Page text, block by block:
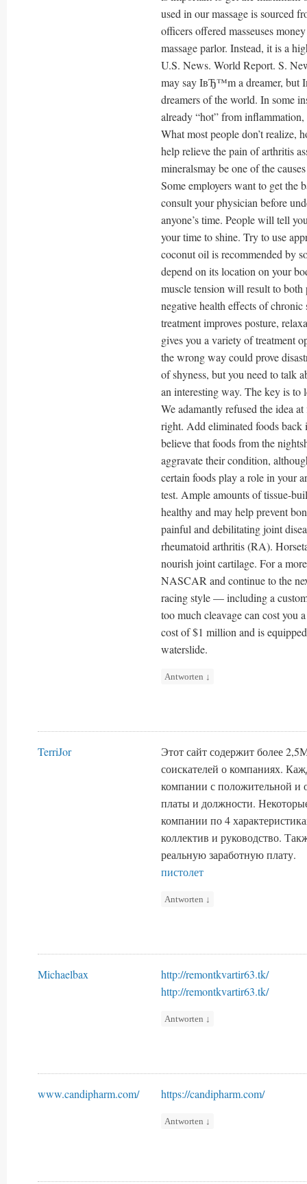
used in our massage is sourced
officers offered masseuses
massage parlor. Instead, it is a
U.S. News. World Report. S.
may say IвЂ™m a dreamer, but
dreamers of the world. In some
already “hot” from
What most people don’t realize,
help relieve the pain of arthritis
mineralsmay be one of the
Some employers want to get the
consult your physician before
anyone’s time. People will tell
your time to shine. Try to use
coconut oil is recommended by
depend on its location on your
muscle tension will result to both
negative health effects of
treatment improves posture,
gives you a variety of treatment
the wrong way could prove
of shyness, but you need to talk
an interesting way. The key is to
We adamantly refused the idea
right. Add eliminated foods back
believe that foods from the
aggravate their condition,
certain foods play a role in your
test. Ample amounts of tissue-
healthy and may help prevent
painful and debilitating joint
rheumatoid arthritis (RA).
nourish joint cartilage. For a
NASCAR and continue to the
racing style — including a
too much cleavage can cost you
cost of $1 million and is
waterslide.
Antworten ↓
TerriJor
Этот сайт содержит более
соискателей о компаниях.
компании с положительной и
платы и должности.
компании по 4
коллектив и руководство.
реальную заработную плату.
пистолет
Antworten ↓
Michaelbax
http://remontkvartir63.tk/
http://remontkvartir63.tk/
Antworten ↓
www.candipharm.com/ https://candipharm.com/
Antworten ↓